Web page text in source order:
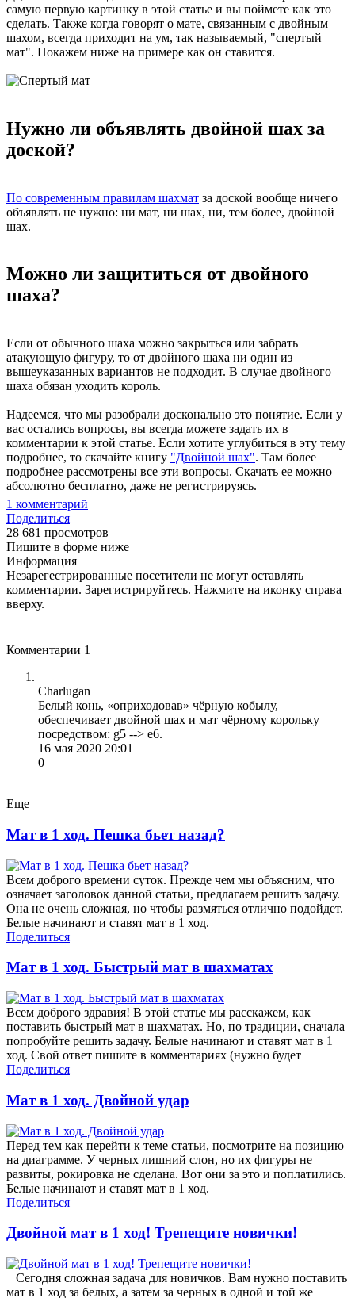
самую первую картинку в этой статье и вы поймете как это
сделать. Также когда говорят о мате, связанным с двойным
шахом, всегда приходит на ум, так называемый, "спертый
мат". Покажем ниже на примере как он ставится.
Нужно ли объявлять двойной шах за
доской?
По современным правилам шахмат за доской вообще ничего
объявлять не нужно: ни мат, ни шах, ни, тем более, двойной
шах.
Можно ли защититься от двойного
шаха?
Если от обычного шаха можно закрыться или забрать
атакующую фигуру, то от двойного шаха ни один из
вышеуказанных вариантов не подходит. В случае двойного
шаха обязан уходить король.
Надеемся, что мы разобрали досконально это понятие. Если у
вас остались вопросы, вы всегда можете задать их в
комментарии к этой статье. Если хотите углубиться в эту тему
подробнее, то скачайте книгу "Двойной шах". Там более
подробнее рассмотрены все эти вопросы. Скачать ее можно
абсолютно бесплатно, даже не регистрируясь.
1 комментарий
Поделиться
28 681 просмотров
Пишите в форме ниже
Информация
Незарегестрированные посетители не могут оставлять
комментарии. Зарегистрируйтесь. Нажмите на иконку справа
вверху.
Комментарии 1
Charlugan
Белый конь, «оприходовав» чёрную кобылу,
обеспечивает двойной шах и мат чёрному корольку
посредством: g5 --> e6.
16 мая 2020 20:01
0
Еще
Мат в 1 ход. Пешка бьет назад?
Всем доброго времени суток. Прежде чем мы объясним, что
означает заголовок данной статьи, предлагаем решить задачу.
Она не очень сложная, но чтобы размяться отлично подойдет.
Белые начинают и ставят мат в 1 ход.
Поделиться
Мат в 1 ход. Быстрый мат в шахматах
Всем доброго здравия! В этой статье мы расскажем, как
поставить быстрый мат в шахматах. Но, по традиции, сначала
попробуйте решить задачу. Белые начинают и ставят мат в 1
ход. Свой ответ пишите в комментариях (нужно будет
Поделиться
Мат в 1 ход. Двойной удар
Перед тем как перейти к теме статьи, посмотрите на позицию
на диаграмме. У черных лишний слон, но их фигуры не
развиты, рокировка не сделана. Вот они за это и поплатились.
Белые начинают и ставят мат в 1 ход.
Поделиться
Двойной мат в 1 ход! Трепещите новички!
Сегодня сложная задача для новичков. Вам нужно поставить
мат в 1 ход за белых, а затем за черных в одной и той же